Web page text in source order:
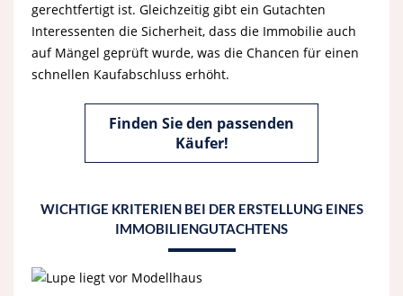
gerechtfertigt ist. Gleichzeitig gibt ein Gutachten
Interessenten die Sicherheit, dass die Immobilie auch
auf Mängel geprüft wurde, was die Chancen für einen
schnellen Kaufabschluss erhöht.
Finden Sie den passenden
Käufer!
WICHTIGE KRITERIEN BEI DER ERSTELLUNG EINES
IMMOBILIENGUTACHTENS